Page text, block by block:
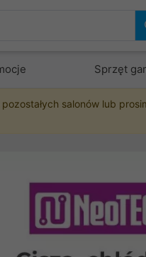
Sprzęt
salonów lub